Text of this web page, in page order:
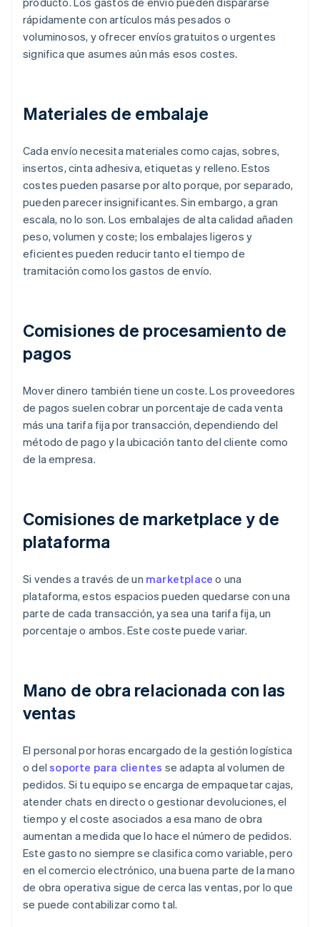
rápidamente con artículos más pesados o
voluminosos, y ofrecer envíos gratuitos o urgentes
significa que asumes aún más esos costes.
Materiales de embalaje
Cada envío necesita materiales como cajas, sobres,
insertos, cinta adhesiva, etiquetas y relleno. Estos
costes pueden pasarse por alto porque, por separado,
pueden parecer insignificantes. Sin embargo, a gran
escala, no lo son. Los embalajes de alta calidad añaden
peso, volumen y coste; los embalajes ligeros y
eficientes pueden reducir tanto el tiempo de
tramitación como los gastos de envío.
Comisiones de procesamiento de
pagos
Mover dinero también tiene un coste. Los proveedores
de pagos suelen cobrar un porcentaje de cada venta
más una tarifa fija por transacción, dependiendo del
método de pago y la ubicación tanto del cliente como
de la empresa.
Comisiones de marketplace y de
plataforma
Si vendes a través de un marketplace o una
plataforma, estos espacios pueden quedarse con una
parte de cada transacción, ya sea una tarifa fija, un
porcentaje o ambos. Este coste puede variar.
Mano de obra relacionada con las
ventas
El personal por horas encargado de la gestión logística
o delsoporte para clientes se adapta al volumen de
pedidos. Si tu equipo se encarga de empaquetar cajas,
atender chats en directo o gestionar devoluciones, el
tiempo y el coste asociados a esa mano de obra
aumentan a medida que lo hace el número de pedidos.
Este gasto no siempre se clasifica como variable, pero
en el comercio electrónico, una buena parte de la mano
de obra operativa sigue de cerca las ventas, por lo que
se puede contabilizar como tal.